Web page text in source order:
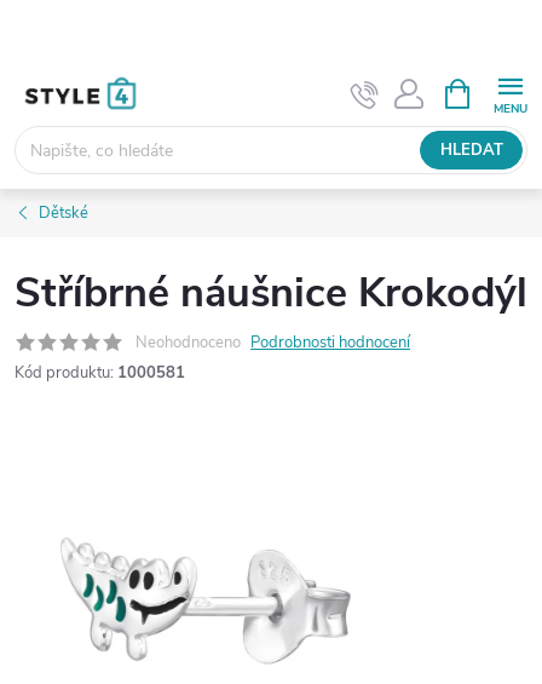
HLEDAT
NÁKUPNÍ
KOŠÍK
Dětské
Stříbrné náušnice Krokodýl
Neohodnoceno Podrobnosti hodnocení
Kód produktu: 1000581